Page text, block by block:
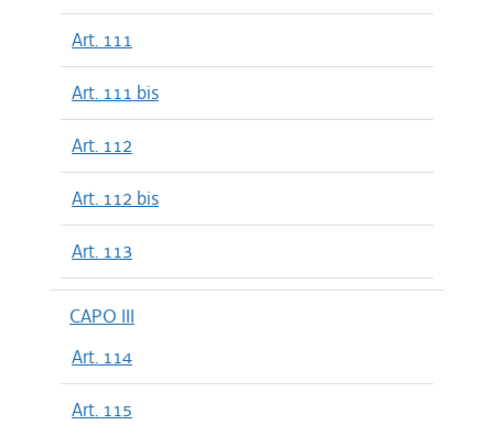
Art. 111
Art. 111 bis
Art. 112
Art. 112 bis
Art. 113
CAPO III
Art. 114
Art. 115